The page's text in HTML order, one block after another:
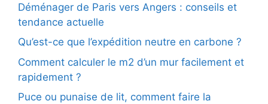
Déménager de Paris vers Angers : conseils et
tendance actuelle
Qu’est-ce que l’expédition neutre en carbone ?
Comment calculer le m2 d’un mur facilement et
rapidement ?
Puce ou punaise de lit, comment faire la